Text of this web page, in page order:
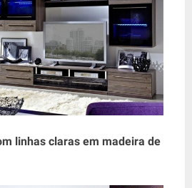
linhas claras em madeira de